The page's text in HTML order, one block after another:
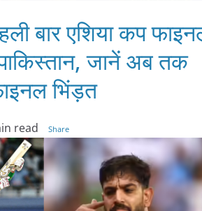
बार एशिया कप
जानें अब तक
भिंड़त
read Share